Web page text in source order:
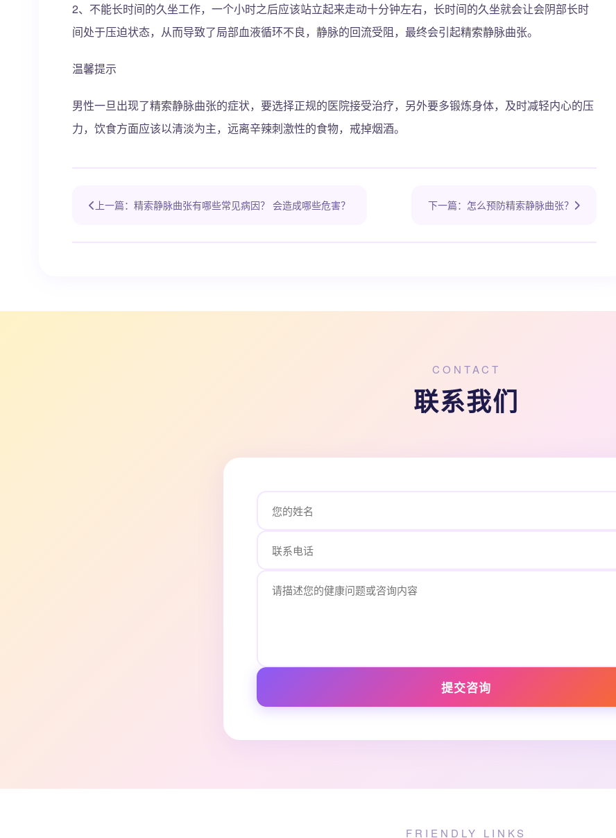
2、不能长时间的久坐工作，一个小时之后应该站立起来走动十分钟左右，长时间的久坐就会让会阴部长时
间处于压迫状态，从而导致了局部血液循环不良，静脉的回流受阻，最终会引起精索静脉曲张。
温馨提示
男性一旦出现了精索静脉曲张的症状，要选择正规的医院接受治疗，另外要多锻炼身体，及时减轻内心的压
力，饮食方面应该以清淡为主，远离辛辣刺激性的食物，戒掉烟酒。
上一篇：精索静脉曲张有哪些常见病因？ 会造成哪些危害？ 下一篇：怎么预防精索静脉曲张？
CONTACT
联系我们
提交咨询
FRIENDLY LINKS